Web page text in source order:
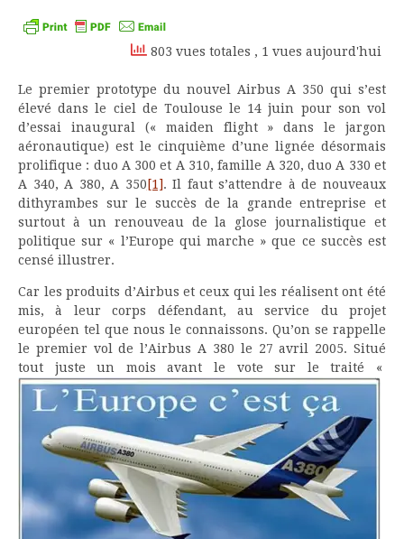
803 vues totales , 1 vues aujourd'hui
Le premier prototype du nouvel Airbus A 350 qui s’est
élevé dans le ciel de Toulouse le 14 juin pour son vol
d’essai inaugural (« maiden flight » dans le jargon
aéronautique) est le cinquième d’une lignée désormais
prolifique : duo A 300 et A 310, famille A 320, duo A 330 et
A 340, A 380, A 350 [1]. Il faut s’attendre à de nouveaux
dithyrambes sur le succès de la grande entreprise et
surtout à un renouveau de la glose journalistique et
politique sur « l’Europe qui marche » que ce succès est
censé illustrer.
Car les produits d’Airbus et ceux qui les réalisent ont été
mis, à leur corps défendant, au service du projet
européen tel que nous le connaissons. Qu’on se rappelle
le premier vol de l’Airbus A 380 le 27 avril 2005. Situé
tout juste un mois avant le vote sur le traité «